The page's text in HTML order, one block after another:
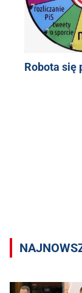
Robota się